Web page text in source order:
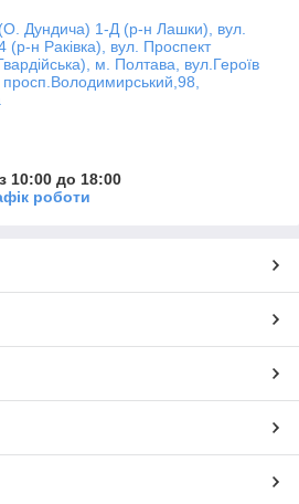
Дундича) 1-Д (р-н Лашки), вул.
(р-н Раківка), вул. Проспект
м. Полтава, вул.Героїв
10:00 до 18:00
роботи